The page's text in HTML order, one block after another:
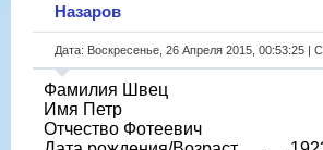
Назаров
Дата: Воскресенье, 26 Апреля 2015, 00:53:25 |
Фамилия Швец
Имя Петр
Отчество Фотеевич